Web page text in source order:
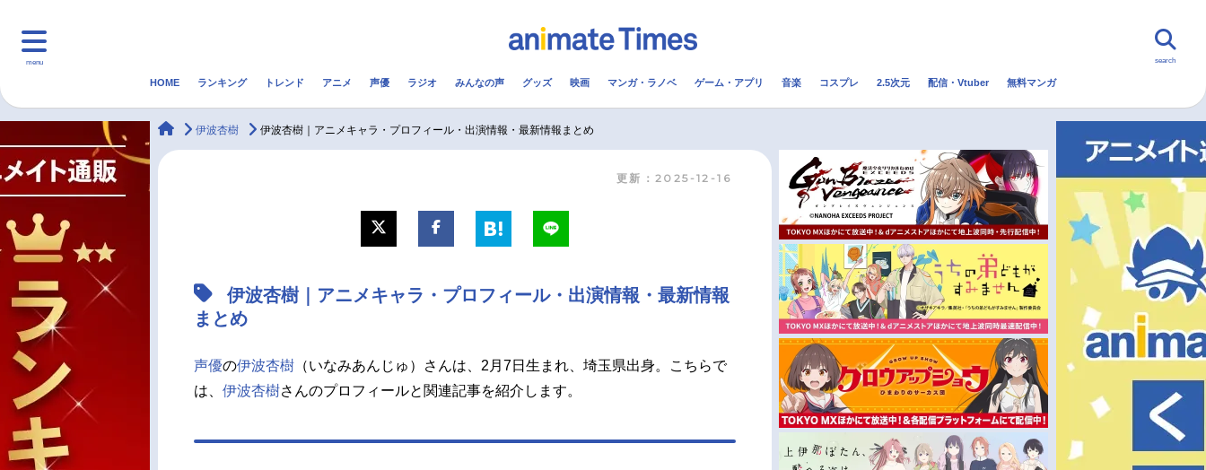
menu
マンガ・ラノベ 2.5次元 配信・Vtuber トレンド 無料マンガ
声優記事一覧
アニメ映画一覧
男性声優/女性声優一覧
今期アニメ曜日別一覧
夏アニメ
秋アニメ
冬アニメ
search
HOME ランキング トレンド アニメ 声優 ラジオ みんなの声 グッズ 映画 マンガ・ラノベ ゲーム・アプリ 音楽 コスプレ 2.5次元 配信・Vtuber 無料マンガ
animateTimes
伊波杏樹 伊波杏樹｜アニメキャラ・プロフィール・出演情報・最新情報まとめ
更新：2025-12-16
伊波杏樹｜アニメキャラ・プロフィール・出演情報・最新情報
まとめ
声優の伊波杏樹 （いなみあんじゅ）さんは、2月7日生まれ、埼玉県出身。こちらで
は、 伊波杏樹さんのプロフィールと関連記事を紹介します。